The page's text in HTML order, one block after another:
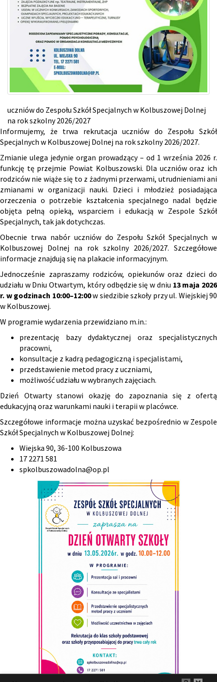
uczniów do Zespołu Szkół Specjalnych w Kolbuszowej Dolnej
na rok szkolny 2026/2027
Informujemy, że trwa rekrutacja uczniów do Zespołu Szkół
Specjalnych w Kolbuszowej Dolnej na rok szkolny 2026/2027.
Zmianie ulega jedynie organ prowadzący – od 1 września 2026 r.
funkcję tę przejmie Powiat Kolbuszowski. Dla uczniów oraz ich
rodziców nie wiąże się to z żadnymi przerwami, utrudnieniami ani
zmianami w organizacji nauki. Dzieci i młodzież posiadająca
orzeczenia o potrzebie kształcenia specjalnego nadal będzie
objęta pełną opieką, wsparciem i edukacją w Zespole Szkół
Specjalnych, tak jak dotychczas.
Obecnie trwa nabór uczniów do Zespołu Szkół Specjalnych w
Kolbuszowej Dolnej na rok szkolny 2026/2027. Szczegółowe
informacje znajdują się na plakacie informacyjnym.
Jednocześnie zapraszamy rodziców, opiekunów oraz dzieci do
udziału w Dniu Otwartym, który odbędzie się w dniu 13 maja 2026
r. w godzinach 10:00–12:00w siedzibie szkoły przy ul. Wiejskiej 90
w Kolbuszowej.
W programie wydarzenia przewidziano m.in.:
prezentację bazy dydaktycznej oraz specjalistycznych
pracowni,
konsultacje z kadrą pedagogiczną i specjalistami,
przedstawienie metod pracy z uczniami,
możliwość udziału w wybranych zajęciach.
Dzień Otwarty stanowi okazję do zapoznania się z ofertą
edukacyjną oraz warunkami nauki i terapii w placówce.
Szczegółowe informacje można uzyskać bezpośrednio w Zespole
Szkół Specjalnych w Kolbuszowej Dolnej:
Wiejska 90, 36-100 Kolbuszowa
17 2271 581
spkolbuszowadolna@op.pl